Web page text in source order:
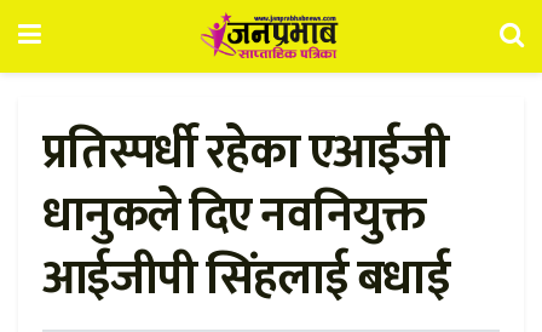
प्रतिस्पर्धी रहेका एआईजी
धानुकले दिए नवनियुक्त
आईजीपी सिंहलाई बधाई